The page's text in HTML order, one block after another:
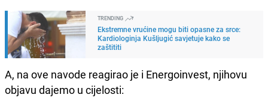
TRENDING
Ekstremne vrućine mogu biti opasne za srce:
Kardiologinja Kušljugić savjetuje kako se
zaštititi
A, na ove navode reagirao je i Energoinvest, njihovu
objavu dajemo u cijelosti: